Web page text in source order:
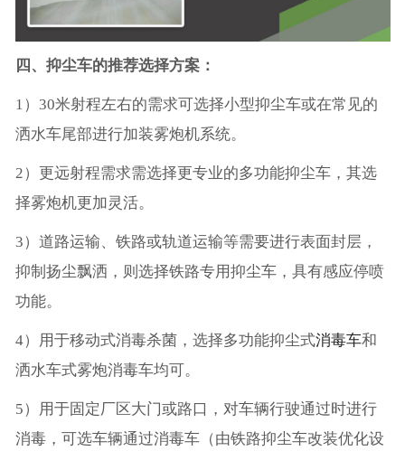
四、抑尘车的推荐选择方案：
1）30米射程左右的需求可选择小型抑尘车或在常见的
洒水车尾部进行加装雾炮机系统。
2）更远射程需求需选择更专业的多功能抑尘车，其选
择雾炮机更加灵活。
3）道路运输、铁路或轨道运输等需要进行表面封层，
抑制扬尘飘洒，则选择铁路专用抑尘车，具有感应停喷
功能。
4）用于移动式消毒杀菌，选择多功能抑尘式消毒车和
洒水车式雾炮消毒车均可。
5）用于固定厂区大门或路口，对车辆行驶通过时进行
消毒，可选车辆通过消毒车（由铁路抑尘车改装优化设